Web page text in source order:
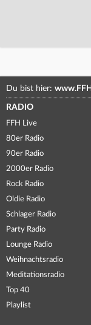
Du bist hier:
RADIO
FFH Live
80er Radio
90er Radio
2000er Radio
Rock Radio
Oldie Radio
Schlager Radio
Party Radio
Lounge Radio
Weihnachtsradio
Meditationsradio
Top 40
Playlist